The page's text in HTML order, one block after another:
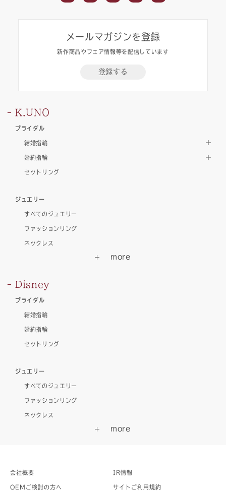
メールマガジンを登録
新作商品やフェア情報等を配信しています
登録する
K.UNO
ブライダル
結婚指輪
婚約指輪
セットリング
ジュエリー
すべてのジュエリー
ファッションリング
ネックレス
Disney
ブライダル
結婚指輪
婚約指輪
セットリング
ジュエリー
すべてのジュエリー
ファッションリング
ネックレス
会社概要 IR情報
OEMご検討の方へ サイトご利用規約